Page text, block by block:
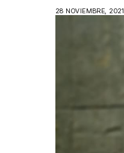
28 NOVIEMBRE, 2021